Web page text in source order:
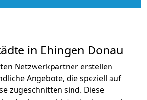
in Ehingen Donau
Netzwerkpartner erstellen
Angebote, die speziell auf
zugeschnitten sind. Diese